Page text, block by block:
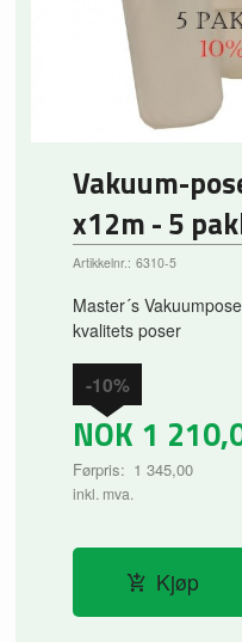
Vakuum-
x12m - 5
Artikkelnr.: 6310-5
Master´s
kvalitets poser
NOK 1
Førpris: 1 345,00
Rabatt
-10%
inkl. mva.
Kjøp